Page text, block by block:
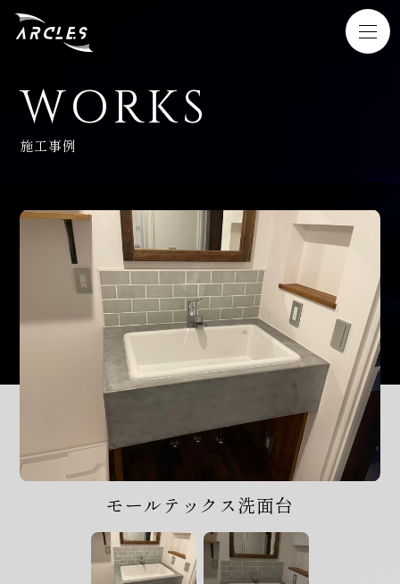
HOME
NEWS
COMPANY
電話受付時間 / 平日9:00-17:00
フォーム
WORKS
施工事例
モールテックス洗面台